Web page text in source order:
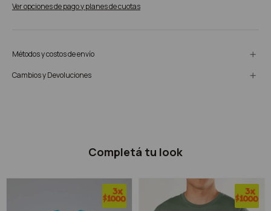
Ver opciones de pago y planes de cuotas
Métodos y costos de envío
Cambios y Devoluciones
Completá tu look